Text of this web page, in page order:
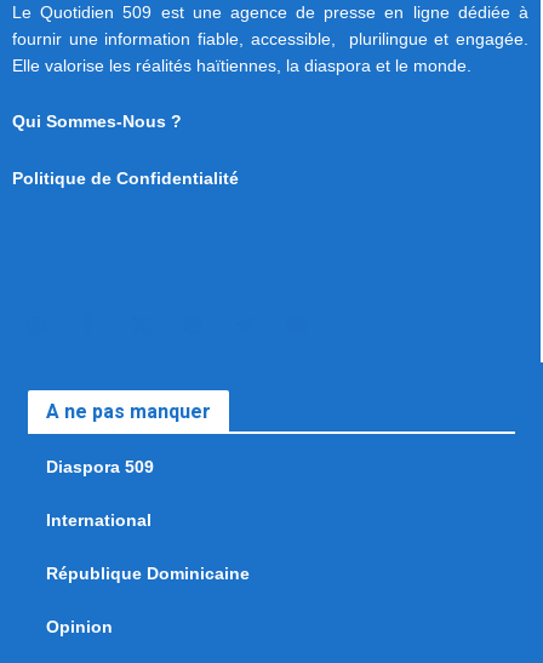
Le Quotidien 509 est une agence de presse en ligne dédiée à
fournir une information fiable, accessible, plurilingue et engagée.
Elle valorise les réalités haïtiennes, la diaspora et le monde.
Qui Sommes-Nous ?
Politique de Confidentialité
A ne pas manquer
Diaspora 509
International
République Dominicaine
Opinion